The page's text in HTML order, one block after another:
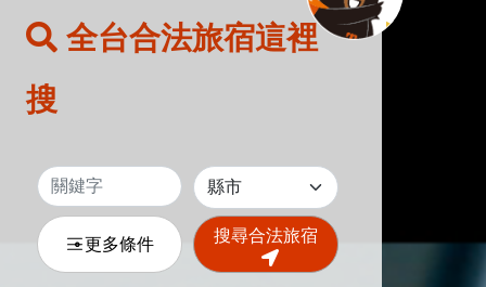
全台合法旅宿這裡
搜
更多條件 搜尋合法旅宿